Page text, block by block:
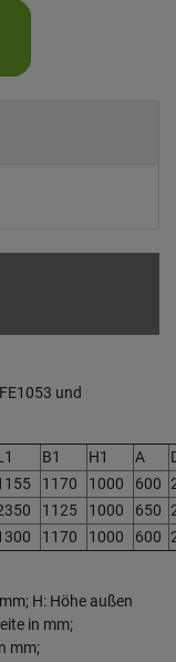
und
B1 H1 A
1170 1000 600
1125 1000 650
1170 1000 600
H: Höhe außen
in mm;
mm;